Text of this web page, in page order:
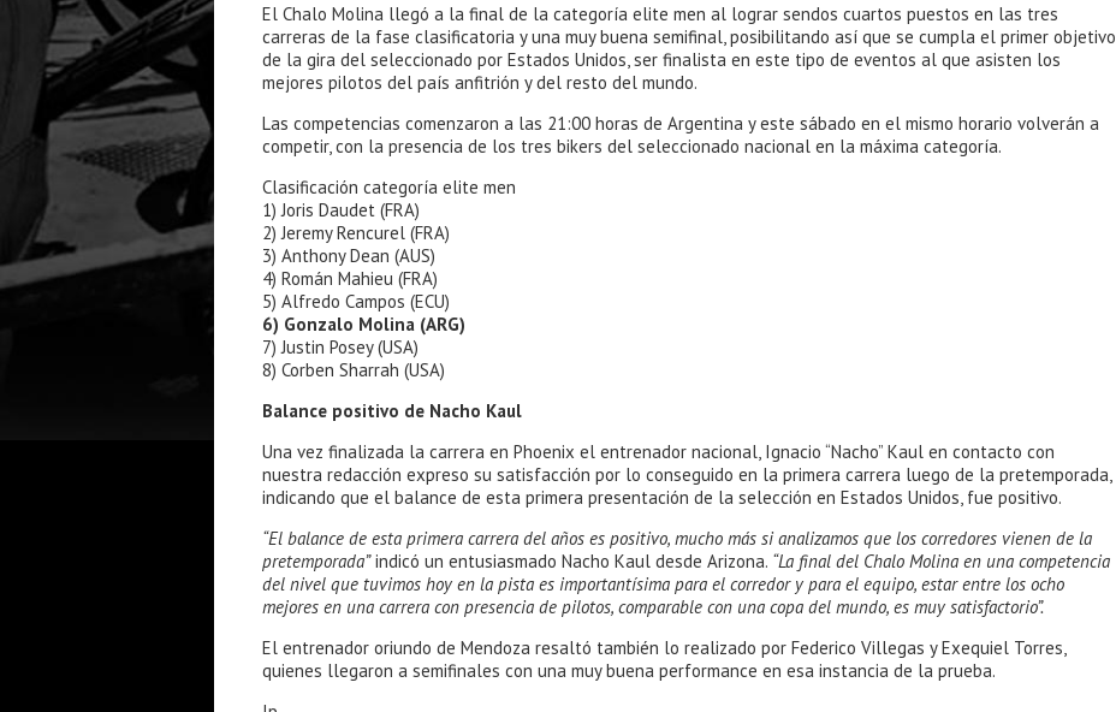
El Chalo Molina llegó a la final de la categoría elite men al lograr sendos cuartos puestos en las tres
carreras de la fase clasificatoria y una muy buena semifinal, posibilitando así que se cumpla el primer objetivo
de la gira del seleccionado por Estados Unidos, ser finalista en este tipo de eventos al que asisten los
mejores pilotos del país anfitrión y del resto del mundo.
Las competencias comenzaron a las 21:00 horas de Argentina y este sábado en el mismo horario volverán a
competir, con la presencia de los tres bikers del seleccionado nacional en la máxima categoría.
Clasificación categoría elite men
1) Joris Daudet (FRA)
2) Jeremy Rencurel (FRA)
3) Anthony Dean (AUS)
4) Román Mahieu (FRA)
5) Alfredo Campos (ECU)
6) Gonzalo Molina (ARG)
7) Justin Posey (USA)
8) Corben Sharrah (USA)
Balance positivo de Nacho Kaul
Una vez finalizada la carrera en Phoenix el entrenador nacional, Ignacio “Nacho” Kaul en contacto con
nuestra redacción expreso su satisfacción por lo conseguido en la primera carrera luego de la pretemporada,
indicando que el balance de esta primera presentación de la selección en Estados Unidos, fue positivo.
“El balance de esta primera carrera del años es positivo, mucho más si analizamos que los corredores vienen de la
pretemporada”indicó un entusiasmado Nacho Kaul desde Arizona. “La final del Chalo Molina en una competencia
del nivel que tuvimos hoy en la pista es importantísima para el corredor y para el equipo, estar entre los ocho
mejores en una carrera con presencia de pilotos, comparable con una copa del mundo, es muy satisfactorio”.
El entrenador oriundo de Mendoza resaltó también lo realizado por Federico Villegas y Exequiel Torres,
quienes llegaron a semifinales con una muy buena performance en esa instancia de la prueba.